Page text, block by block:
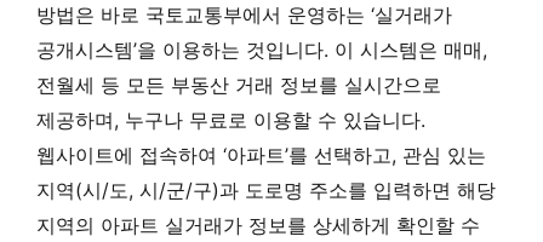
방법은 바로 국토교통부에서 운영하는 ‘실거래가
공개시스템’을 이용하는 것입니다. 이 시스템은 매매,
전월세 등 모든 부동산 거래 정보를 실시간으로
제공하며, 누구나 무료로 이용할 수 있습니다.
웹사이트에 접속하여 ‘아파트’를 선택하고, 관심 있는
지역(시/도, 시/군/구)과 도로명 주소를 입력하면 해당
지역의 아파트 실거래가 정보를 상세하게 확인할 수